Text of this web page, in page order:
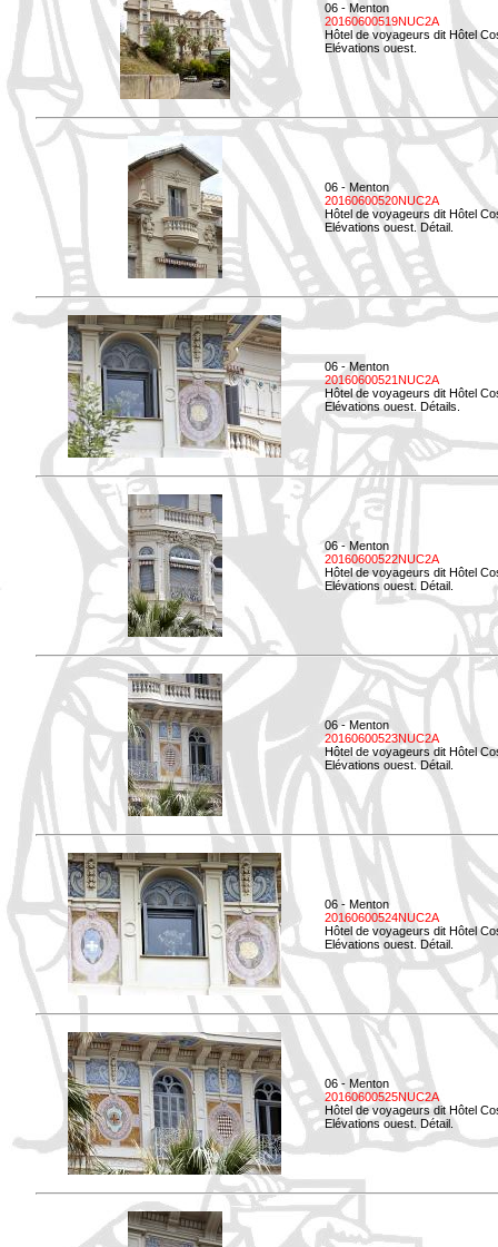
06 - Menton
20160600519NUC2A
Hôtel de voyageurs dit Hôtel
Elévations ouest.
06 - Menton
20160600520NUC2A
Hôtel de voyageurs dit Hôtel
Elévations ouest. Détail.
06 - Menton
20160600521NUC2A
Hôtel de voyageurs dit Hôtel
Elévations ouest. Détails.
06 - Menton
20160600522NUC2A
Hôtel de voyageurs dit Hôtel
Elévations ouest. Détail.
06 - Menton
20160600523NUC2A
Hôtel de voyageurs dit Hôtel
Elévations ouest. Détail.
06 - Menton
20160600524NUC2A
Hôtel de voyageurs dit Hôtel
Elévations ouest. Détail.
06 - Menton
20160600525NUC2A
Hôtel de voyageurs dit Hôtel
Elévations ouest. Détail.